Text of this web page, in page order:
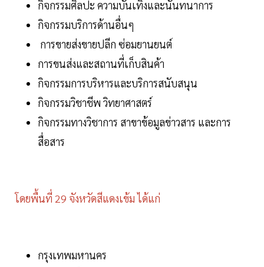
กิจกรรมศิลปะ ความบันเทิงและนันทนาการ
กิจกรรมบริการด้านอื่นๆ
การขายส่งขายปลีก ซ่อมยานยนต์
การขนส่งและสถานที่เก็บสินค้า
กิจกรรมการบริหารและบริการสนับสนุน
กิจกรรมวิชาชีพ วิทยาศาสตร์
กิจกรรมทางวิชาการ สาขาข้อมูลข่าวสาร และการ
สื่อสาร
โดยพื้นที่ 29 จังหวัดสีแดงเข้ม ได้แก่
กรุงเทพมหานคร